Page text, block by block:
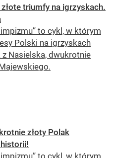
triumfy na igrzyskach.
to cykl, w którym
Polski na igrzyskach
Nasielska, dwukrotnie
złoty Polak
to cykl, w którym